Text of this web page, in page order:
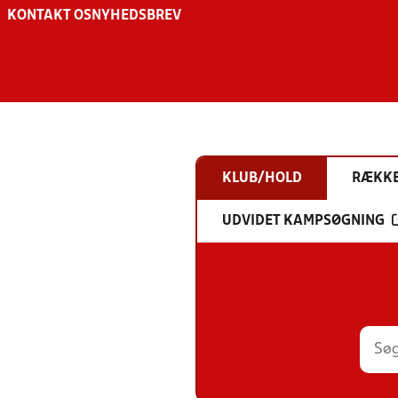
KONTAKT OS NYHEDSBREV
KLUB/HOLD
UDVIDET KAMPSØGNING